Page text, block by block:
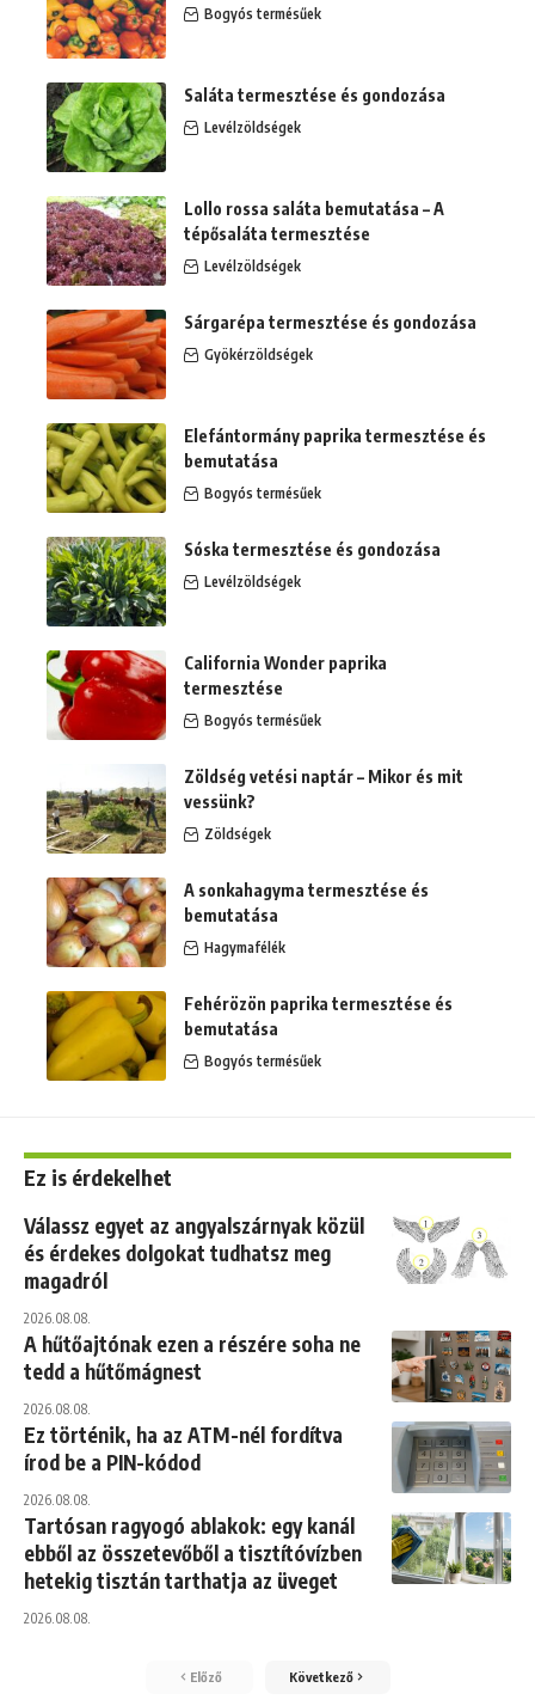
Bogyós termésűek
Saláta termesztése és gondozása
Levélzöldségek
Lollo rossa saláta bemutatása – A
tépősaláta termesztése
Levélzöldségek
Sárgarépa termesztése és gondozása
Gyökérzöldségek
Elefántormány paprika termesztése és
bemutatása
Bogyós termésűek
Sóska termesztése és gondozása
Levélzöldségek
California Wonder paprika
termesztése
Bogyós termésűek
Zöldség vetési naptár – Mikor és mit
vessünk?
Zöldségek
A sonkahagyma termesztése és
bemutatása
Hagymafélék
Fehérözön paprika termesztése és
bemutatása
Bogyós termésűek
Ez is érdekelhet
Válassz egyet az angyalszárnyak közül
és érdekes dolgokat tudhatsz meg
magadról
2026.08.08.
A hűtőajtónak ezen a részére soha ne
tedd a hűtőmágnest
2026.08.08.
Ez történik, ha az ATM-nél fordítva
írod be a PIN-kódod
2026.08.08.
Tartósan ragyogó ablakok: egy kanál
ebből az összetevőből a tisztítóvízben
hetekig tisztán tarthatja az üveget
2026.08.08.
Előző Következő